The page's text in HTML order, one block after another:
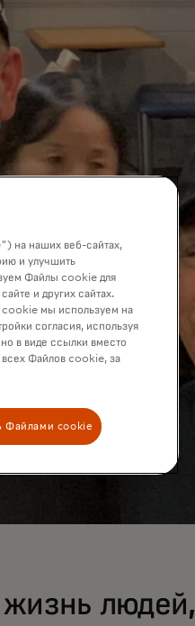
людей,
на наших веб-сайтах,
и улучшить
Файлы cookie для
и других сайтах.
мы используем на
согласия, используя
в виде ссылки вместо
всех Файлов cookie, за
Файлами cookie